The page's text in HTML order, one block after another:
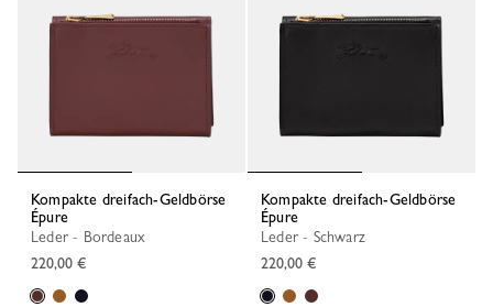
Kompakte dreifach-Geldbörse
Épure
Leder - Bordeaux
220,00 €
Kompakte dreifach-Geldbörse
Épure
Leder - Schwarz
220,00 €